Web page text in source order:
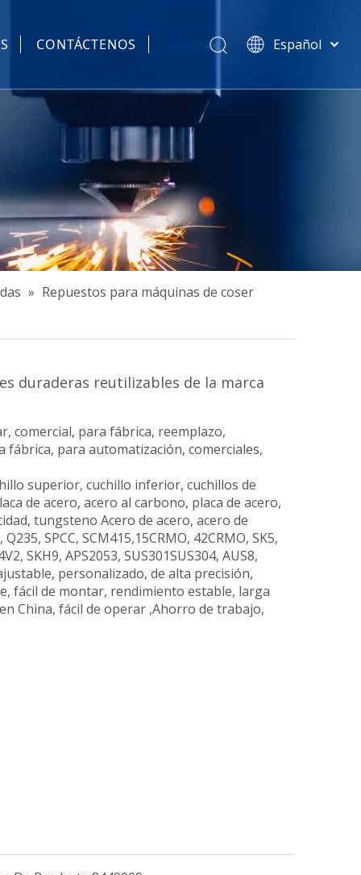
CONTÁCTENOS Español
हिन्दी
» Repuestos para máquinas de coser
duraderas reutilizables de la marca
comercial, para fábrica, reemplazo,
para automatización, comerciales,
superior, cuchillo inferior, cuchillos de
de acero, acero al carbono, placa de acero,
tungsteno Acero de acero, acero de
SPCC, SCM415,15CRMO, 42CRMO, SK5,
SKH9, APS2053, SUS301SUS304, AUS8,
personalizado, de alta precisión,
fácil de montar, rendimiento estable, larga
China, fácil de operar ,Ahorro de trabajo,